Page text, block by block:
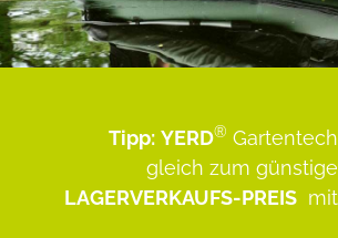
Tipp: YERD®
gleich zum
LAGERVERKAUFS-PREIS